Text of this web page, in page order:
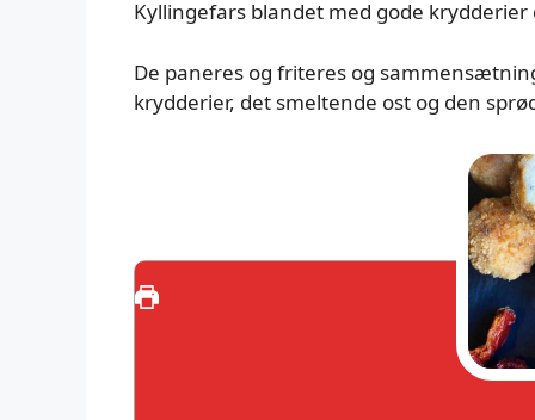
Kyllingefars blandet med gode krydderier
De paneres og friteres og
krydderier, det smeltende ost og den